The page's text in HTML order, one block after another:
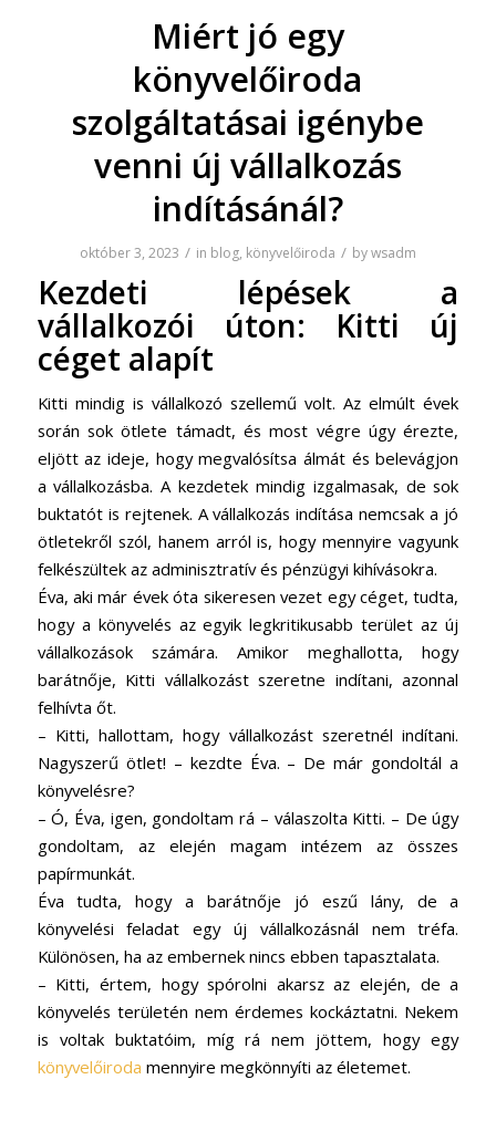
Miért jó egy
könyvelőiroda
szolgáltatásai igénybe
venni új vállalkozás
indításánál?
október 3, 2023 / in blog, könyvelőiroda / bywsadm
Kezdeti lépések a
vállalkozói úton: Kitti új
céget alapít
Kitti mindig is vállalkozó szellemű volt. Az elmúlt évek
során sok ötlete támadt, és most végre úgy érezte,
eljött az ideje, hogy megvalósítsa álmát és belevágjon
a vállalkozásba. A kezdetek mindig izgalmasak, de sok
buktatót is rejtenek. A vállalkozás indítása nemcsak a jó
ötletekről szól, hanem arról is, hogy mennyire vagyunk
felkészültek az adminisztratív és pénzügyi kihívásokra.
Éva, aki már évek óta sikeresen vezet egy céget, tudta,
hogy a könyvelés az egyik legkritikusabb terület az új
vállalkozások számára. Amikor meghallotta, hogy
barátnője, Kitti vállalkozást szeretne indítani, azonnal
felhívta őt.
– Kitti, hallottam, hogy vállalkozást szeretnél indítani.
Nagyszerű ötlet! – kezdte Éva. – De már gondoltál a
könyvelésre?
– Ó, Éva, igen, gondoltam rá – válaszolta Kitti. – De úgy
gondoltam, az elején magam intézem az összes
papírmunkát.
Éva tudta, hogy a barátnője jó eszű lány, de a
könyvelési feladat egy új vállalkozásnál nem tréfa.
Különösen, ha az embernek nincs ebben tapasztalata.
– Kitti, értem, hogy spórolni akarsz az elején, de a
könyvelés területén nem érdemes kockáztatni. Nekem
is voltak buktatóim, míg rá nem jöttem, hogy egy
könyvelőiroda mennyire megkönnyíti az életemet.